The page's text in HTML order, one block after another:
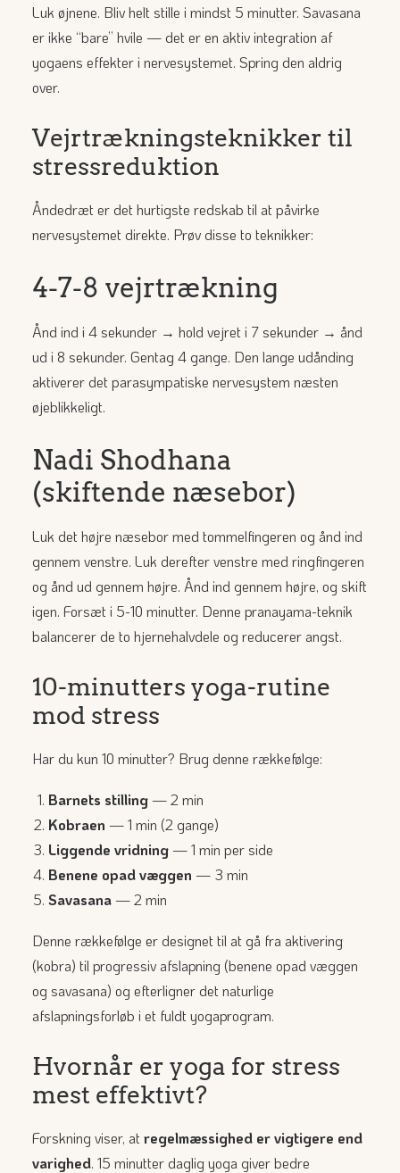
Luk øjnene. Bliv helt stille i mindst 5 minutter. Savasana
er ikke “bare” hvile — det er en aktiv integration af
yogaens effekter i nervesystemet. Spring den aldrig
over.
Vejrtrækningsteknikker til
stressreduktion
Åndedræt er det hurtigste redskab til at påvirke
nervesystemet direkte. Prøv disse to teknikker:
4-7-8 vejrtrækning
Ånd ind i 4 sekunder → hold vejret i 7 sekunder → ånd
ud i 8 sekunder. Gentag 4 gange. Den lange udånding
aktiverer det parasympatiske nervesystem næsten
øjeblikkeligt.
Nadi Shodhana
(skiftende næsebor)
Luk det højre næsebor med tommelfingeren og ånd ind
gennem venstre. Luk derefter venstre med ringfingeren
og ånd ud gennem højre. Ånd ind gennem højre, og skift
igen. Forsæt i 5-10 minutter. Denne pranayama-teknik
balancerer de to hjernehalvdele og reducerer angst.
10-minutters yoga-rutine
mod stress
Har du kun 10 minutter? Brug denne rækkefølge:
Barnets stilling — 2 min
Kobraen — 1 min (2 gange)
Liggende vridning — 1 min per side
Benene opad væggen — 3 min
Savasana — 2 min
Denne rækkefølge er designet til at gå fra aktivering
(kobra) til progressiv afslapning (benene opad væggen
og savasana) og efterligner det naturlige
afslapningsforløb i et fuldt yogaprogram.
Hvornår er yoga for stress
mest effektivt?
Forskning viser, at regelmæssighed er vigtigere end
varighed. 15 minutter daglig yoga giver bedre